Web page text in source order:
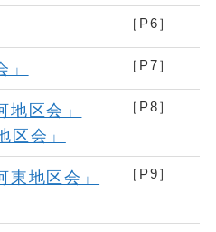
［P6］
［P7］
地区会」
区会」
［P8］
東地区会」
［P9］